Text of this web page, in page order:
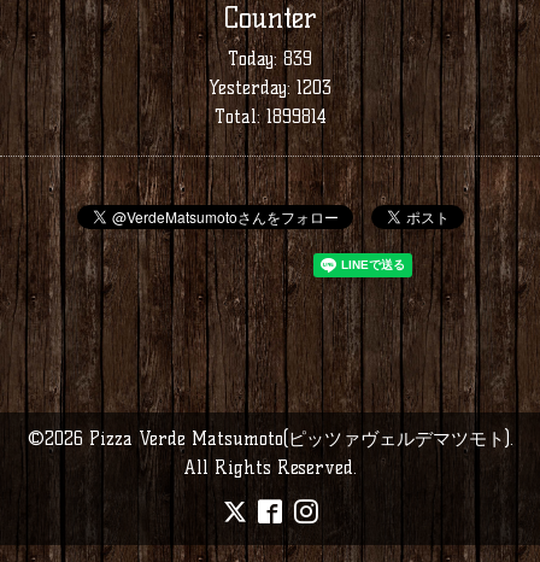
Counter
Today:839
Yesterday:1203
Total:1899814
©2026 Pizza Verde Matsumoto(ピッツァヴェルデマツモト).
All Rights Reserved.